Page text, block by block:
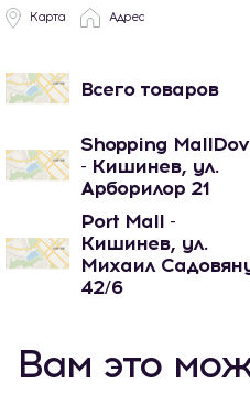
Карта Адрес
Всего товаров
Shopping
- Кишинев, ул.
Арборилор 21
Port Mall -
Кишинев, ул.
Михаил
42/6
Вам это